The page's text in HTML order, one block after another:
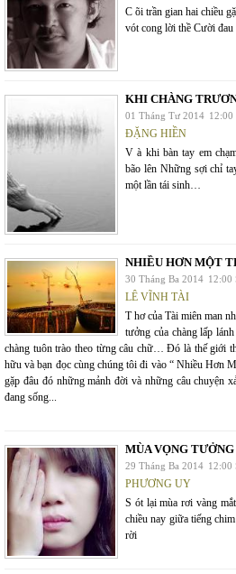
C õi trần gian hai chiều
vót cong lời thề Cười đau
KHI CHÀNG
01 Tháng Tư 2014 12:00
ĐẶNG HIỀN
V à khi bàn tay em
bão lên Những sợi chỉ
một lần tái sinh…
NHIỀU HƠN MỘT
30 Tháng Ba 2014 12:00
LÊ VĨNH TÀI
T hơ của Tài miên man
tưởng của chàng lấp
chàng tuôn trào theo từng câu chữ… Đó là thế giới
hữu và bạn đọc cùng chúng tôi đi vào “ Nhiều Hơn
gặp đâu đó những mảnh đời và những câu chuyện
đang sống...
MÙA VỌNG
29 Tháng Ba 2014 12:00
PHƯƠNG UY
S ót lại mùa rơi vàng
chiều nay giữa tiếng
rời